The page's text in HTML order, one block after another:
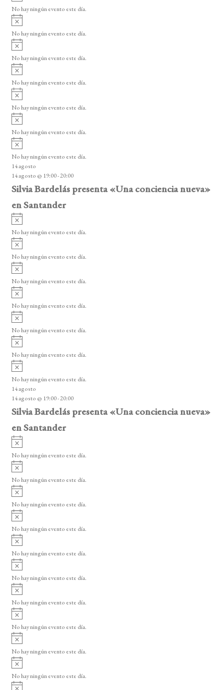
E
v
e
n
t
o
s
o
v
i
o
No hay ningún evento este día.
A
v
i
o
No hay ningún evento este día.
A
v
i
o
No hay ningún evento este día.
A
v
i
o
No hay ningún evento este día.
A
v
i
o
No hay ningún evento este día.
A
v
i
o
No hay ningún evento este día.
A
v
i
s
o
No hay ningún evento este día.
14 agosto
14 agosto @ 19:00-20:00
Silvia Bardelás presenta «Una conciencia nueva»
en Santander
A
v
i
o
No hay ningún evento este día.
A
v
i
o
No hay ningún evento este día.
A
v
i
o
No hay ningún evento este día.
A
v
i
o
No hay ningún evento este día.
A
v
i
o
No hay ningún evento este día.
A
v
i
o
No hay ningún evento este día.
A
v
i
s
o
No hay ningún evento este día.
14 agosto
14 agosto @ 19:00-20:00
Silvia Bardelás presenta «Una conciencia nueva»
en Santander
A
v
i
o
No hay ningún evento este día.
A
v
i
o
No hay ningún evento este día.
A
v
i
o
No hay ningún evento este día.
A
v
i
o
No hay ningún evento este día.
A
v
i
o
No hay ningún evento este día.
A
v
i
o
No hay ningún evento este día.
A
v
i
o
No hay ningún evento este día.
A
v
i
o
No hay ningún evento este día.
A
v
i
o
No hay ningún evento este día.
A
v
i
No hay ningún evento este día.
A